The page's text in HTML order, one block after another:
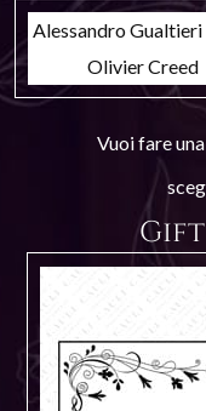
Alessandro Gualtieri
Olivier Creed
Vuoi fare